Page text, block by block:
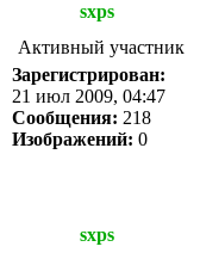
sxps
Активный участник
Зарегистрирован:
21 июл 2009, 04:47
Сообщения: 218
Изображений: 0
sxps